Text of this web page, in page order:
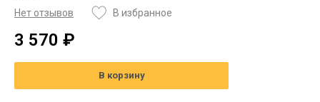
Нет отзывов В избранное
3 570 ₽
В корзину